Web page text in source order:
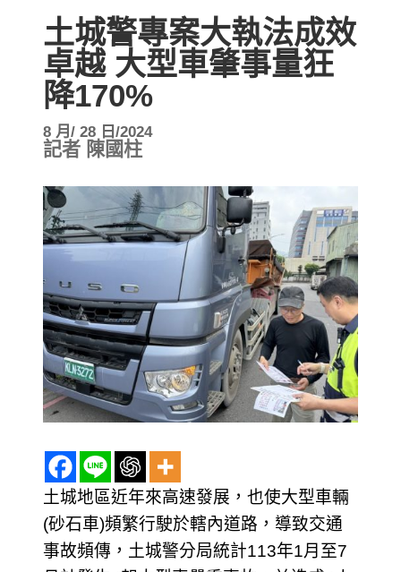
土城警專案大執法成效
卓越 大型車肇事量狂
降170%
8 月/ 28 日/2024
記者 陳國柱
土城地區近年來高速發展，也使大型車輛
(砂石車)頻繁行駛於轄內道路，導致交通
事故頻傳，土城警分局統計113年1月至7